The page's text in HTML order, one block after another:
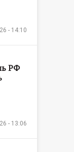
- 14:10
РФ
- 13:06